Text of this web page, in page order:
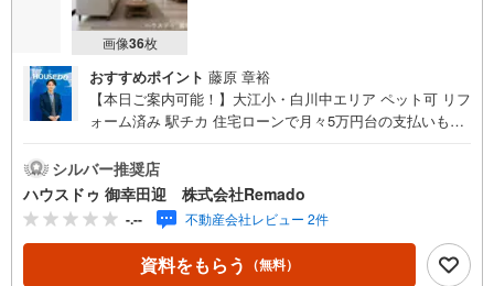
画像36枚
おすすめポイント 藤原 章裕
【本日ご案内可能！】大江小・白川中エリア ペット可 リフ
ォーム済み 駅チカ 住宅ローンで月々5万円台の支払いも可
買うか」で、不動産購入の満足度は変わります家探しは、
物件探し以上に「パートナー選び」が重要！熊本エリアを
知り尽くした私たちが、物件探しから資金計画、引き渡し
までトータルサポートします 【購入総額の限界へ挑戦】売
主様への価格交渉も弊社の得意分野です！さらにオプショ
ン費用（エアコン、網戸、太陽光等）もお客様に代わり相
シルバー推奨店
ハウスドゥ 御幸田迎 株式会社Remado
-.-- 不動産会社レビュー 2件
資料をもらう （無料）